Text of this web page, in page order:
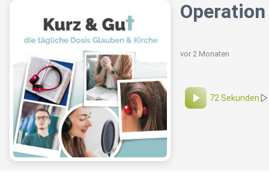
vor 2 Monaten
72 Sekunden